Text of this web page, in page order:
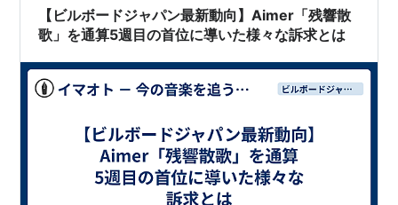
中も見えるんだろうなぁ。 I was wandering around Y…
【ビルボードジャパン最新動向】Aimer「残響散
歌」を通算5週目の首位に導いた様々な訴求とは